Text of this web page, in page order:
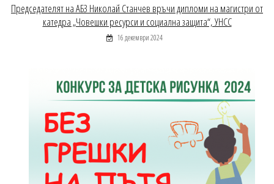
Председателят на АБЗ Николай Станчев връчи дипломи на магистри от
катедра „Човешки ресурси и социална защита“, УНСС
16 декември 2024